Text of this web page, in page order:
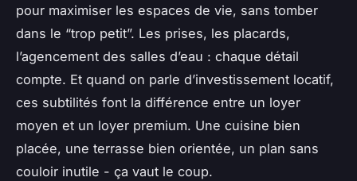
pour maximiser les espaces de vie, sans tomber
dans le “trop petit”. Les prises, les placards,
l’agencement des salles d’eau : chaque détail
compte. Et quand on parle d’investissement locatif,
ces subtilités font la différence entre un loyer
moyen et un loyer premium. Une cuisine bien
placée, une terrasse bien orientée, un plan sans
couloir inutile - ça vaut le coup.